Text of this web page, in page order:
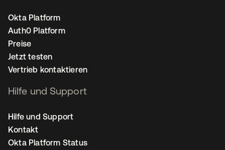
Okta Platform
Auth0 Platform
Preise
Jetzt testen
Vertrieb kontaktieren
Hilfe und Support
Hilfe und Support
Kontakt
Okta Platform Status